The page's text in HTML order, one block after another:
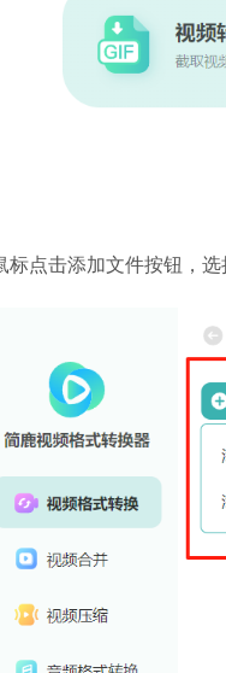
标点击添加文件按钮，